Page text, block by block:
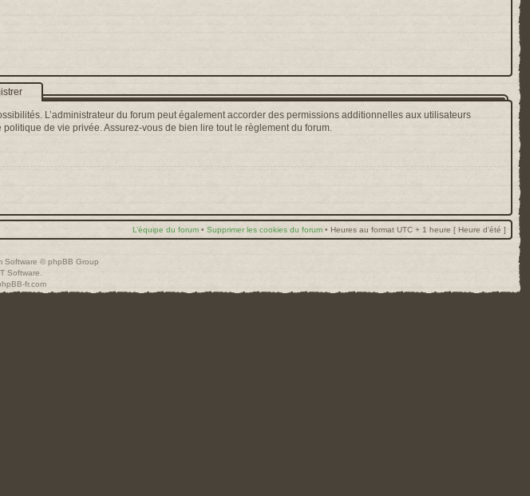
L’administrateur du forum peut également accorder des permissions additionnelles aux utilisateurs
de vie privée. Assurez-vous de bien lire tout le règlement du forum.
L’équipe du forum • Supprimer les cookies du forum • Heures au format UTC + 1 heure [ Heure d’été ]
Software © phpBB Group
Software
fr.com